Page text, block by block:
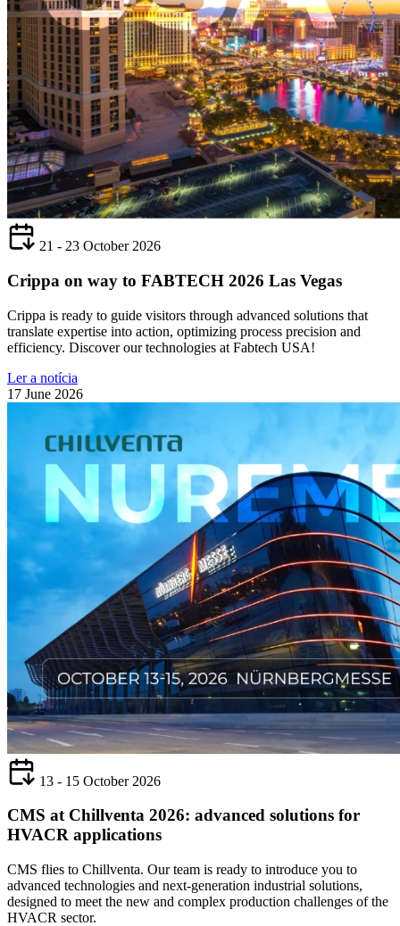
21 - 23 October 2026
Crippa on way to FABTECH 2026 Las Vegas
Crippa is ready to guide visitors through advanced solutions that
translate expertise into action, optimizing process precision and
efficiency. Discover our technologies at Fabtech USA!
Ler a notícia
17 June 2026
13 - 15 October 2026
CMS at Chillventa 2026: advanced solutions for
HVACR applications
CMS flies to Chillventa. Our team is ready to introduce you to
advanced technologies and next-generation industrial solutions,
designed to meet the new and complex production challenges of the
HVACR sector.